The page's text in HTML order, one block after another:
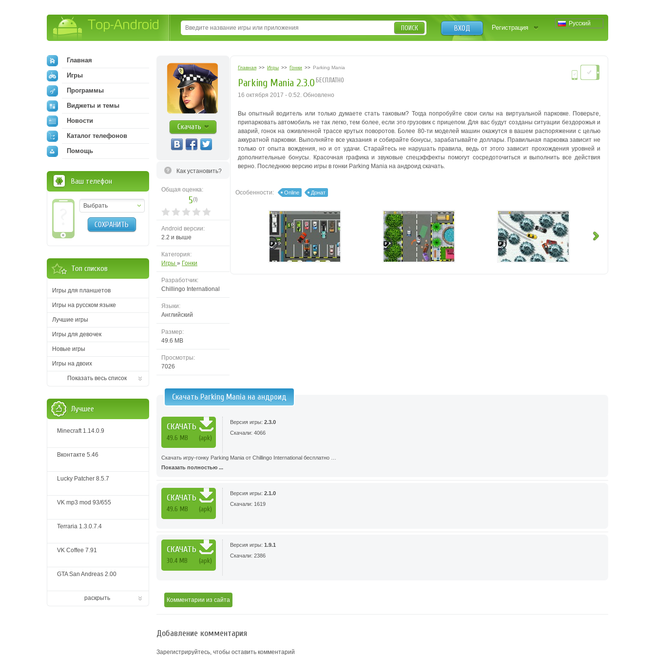
Русский
ВХОД Регистрация
ПОИСК
Скачать
Как установить?
Общая оценка:
5(1)
Android версии:
2.2 и выше
Категория:
Игры » Гонки
Разработчик:
Chillingo International
Языки:
Английский
Размер:
49.6 MB
Просмотры:
7026
Главная >> Игры >> Гонки >> Parking Mania
Parking Mania 2.3.0 БЕСПЛАТНО
16 октября 2017 - 0:52. Обновлено
Вы опытный водитель или только думаете стать таковым? Тогда попробуйте свои силы на виртуальной парковке. Поверьте,
припарковать автомобиль не так легко, тем более, если это грузовик с прицепом. Для вас будут созданы ситуации бездорожья и
аварий, гонок на оживленной трассе крутых поворотов. Более 80-ти моделей машин окажутся в вашем распоряжении с целью
аккуратной парковки. Выполняйте все указания и собирайте бонусы, зарабатывайте доллары. Правильная парковка зависит не
только от опыта вождения, но и от удачи. Старайтесь не нарушать правила, ведь от этого зависит прохождения уровней и
дополнительные бонусы. Красочная графика и звуковые спецэффекты помогут сосредоточиться и выполнить все действия
верно. Последнюю версию игры в гонки Parking Mania на андроид скачать.
Особенности: Online Донат
Скачать Parking Mania на андроид
СКАЧАТЬ
49.6 MB (apk)
Версия игры: 2.3.0
Скачали: 4066
Скачать игру-гонку Parking Mania от Chillingo International бесплатно …
Показать полностью ...
СКАЧАТЬ
49.6 MB (apk)
Версия игры: 2.1.0
Скачали: 1619
СКАЧАТЬ
30.4 MB (apk)
Версия игры: 1.9.1
Скачали: 2386
Комментарии из сайта
Добавление комментария
Зарегистрируйтесь, чтобы оставить комментарий
Главная
Игры
Программы
Виджеты и темы
Новости
Каталог телефонов
Помощь
Ваш телефон
Выбрать
СОХРАНИТЬ
Топ списков
Игры для планшетов
Игры на русском языке
Лучшие игры
Игры для девочек
Новые игры
Игры на двоих
Показать весь список
Лучшее
Minecraft 1.14.0.9
Вконтакте 5.46
Lucky Patcher 8.5.7
VK mp3 mod 93/655
Terraria 1.3.0.7.4
VK Coffee 7.91
GTA San Andreas 2.00
раскрыть